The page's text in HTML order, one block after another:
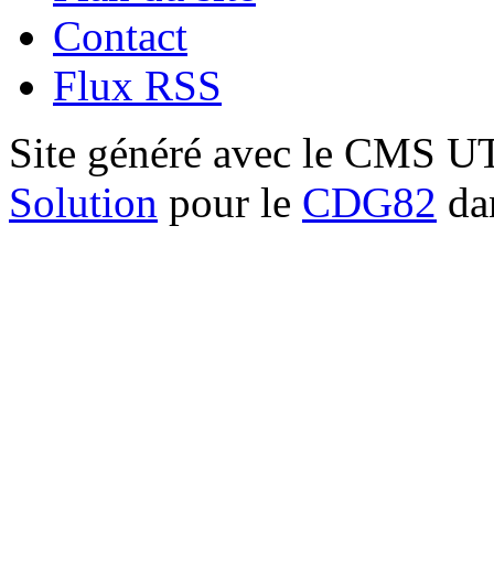
Contact
Flux RSS
Site généré avec le CMS
Solution pour le CDG82